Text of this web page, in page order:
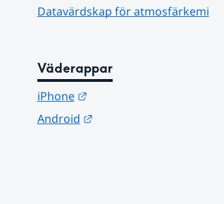
Datavärdskap för atmosfärkemi
Väderappar
iPhone
Länk till annan webbplats.
Android
Länk till annan webbplats.